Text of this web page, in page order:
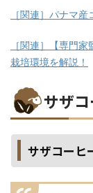
［関連］パナマ
［関連］【専門
栽培環境を解説！
サザ
サザコーヒ